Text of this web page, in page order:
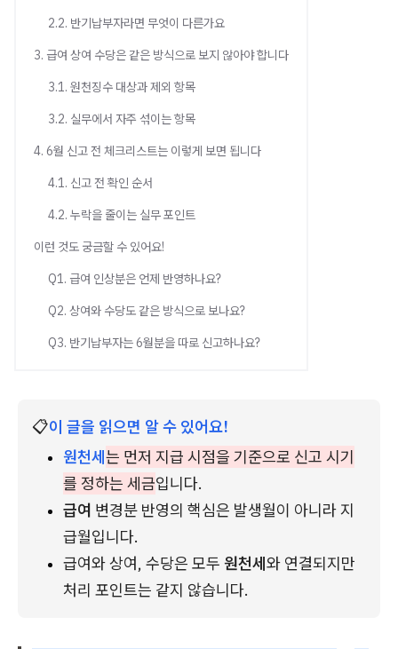
2.2. 반기납부자라면 무엇이 다른가요
3. 급여 상여 수당은 같은 방식으로 보지 않아야 합니다
3.1. 원천징수 대상과 제외 항목
3.2. 실무에서 자주 섞이는 항목
4. 6월 신고 전 체크리스트는 이렇게 보면 됩니다
4.1. 신고 전 확인 순서
4.2. 누락을 줄이는 실무 포인트
이런 것도 궁금할 수 있어요!
Q1. 급여 인상분은 언제 반영하나요?
Q2. 상여와 수당도 같은 방식으로 보나요?
Q3. 반기납부자는 6월분을 따로 신고하나요?
📋이 글을 읽으면 알 수 있어요!
원천세는 먼저 지급 시점을 기준으로 신고 시기
를 정하는 세금입니다.
급여 변경분 반영의 핵심은 발생월이 아니라 지
급월입니다.
급여와 상여, 수당은 모두 원천세와 연결되지만
처리 포인트는 같지 않습니다.